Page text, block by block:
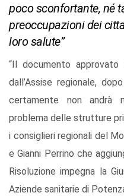
poco sconfortante, né
preoccupazioni dei
loro salute”
“Il documento
dall’Assise regionale,
certamente non andrà
problema delle strutture
i consiglieri regionali del
e Gianni Perrino che
Risoluzione impegna la
Aziende sanitarie di